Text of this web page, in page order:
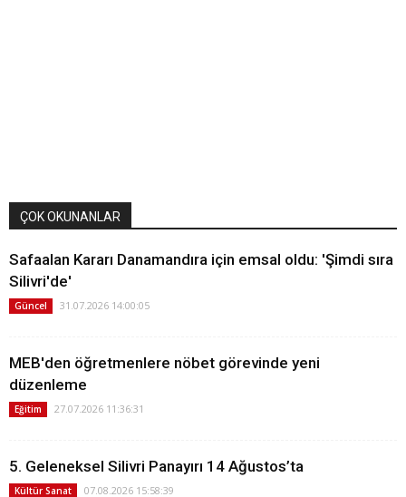
ÇOK OKUNANLAR
Safaalan Kararı Danamandıra için emsal oldu: 'Şimdi sıra
Silivri'de'
Güncel 31.07.2026 14:00:05
MEB'den öğretmenlere nöbet görevinde yeni
düzenleme
Eğitim 27.07.2026 11:36:31
5. Geleneksel Silivri Panayırı 14 Ağustos’ta
Kültür Sanat 07.08.2026 15:58:39